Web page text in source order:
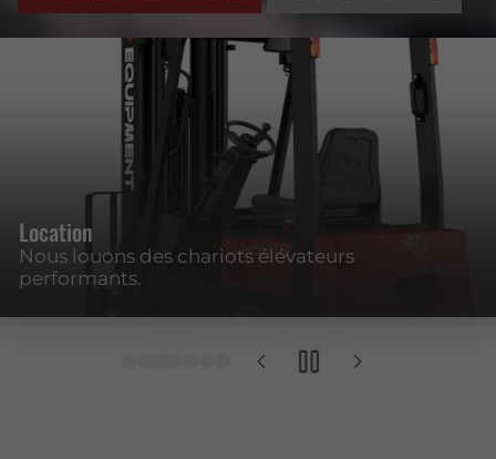
Location
Nous louons des chariots élévateurs
performants.